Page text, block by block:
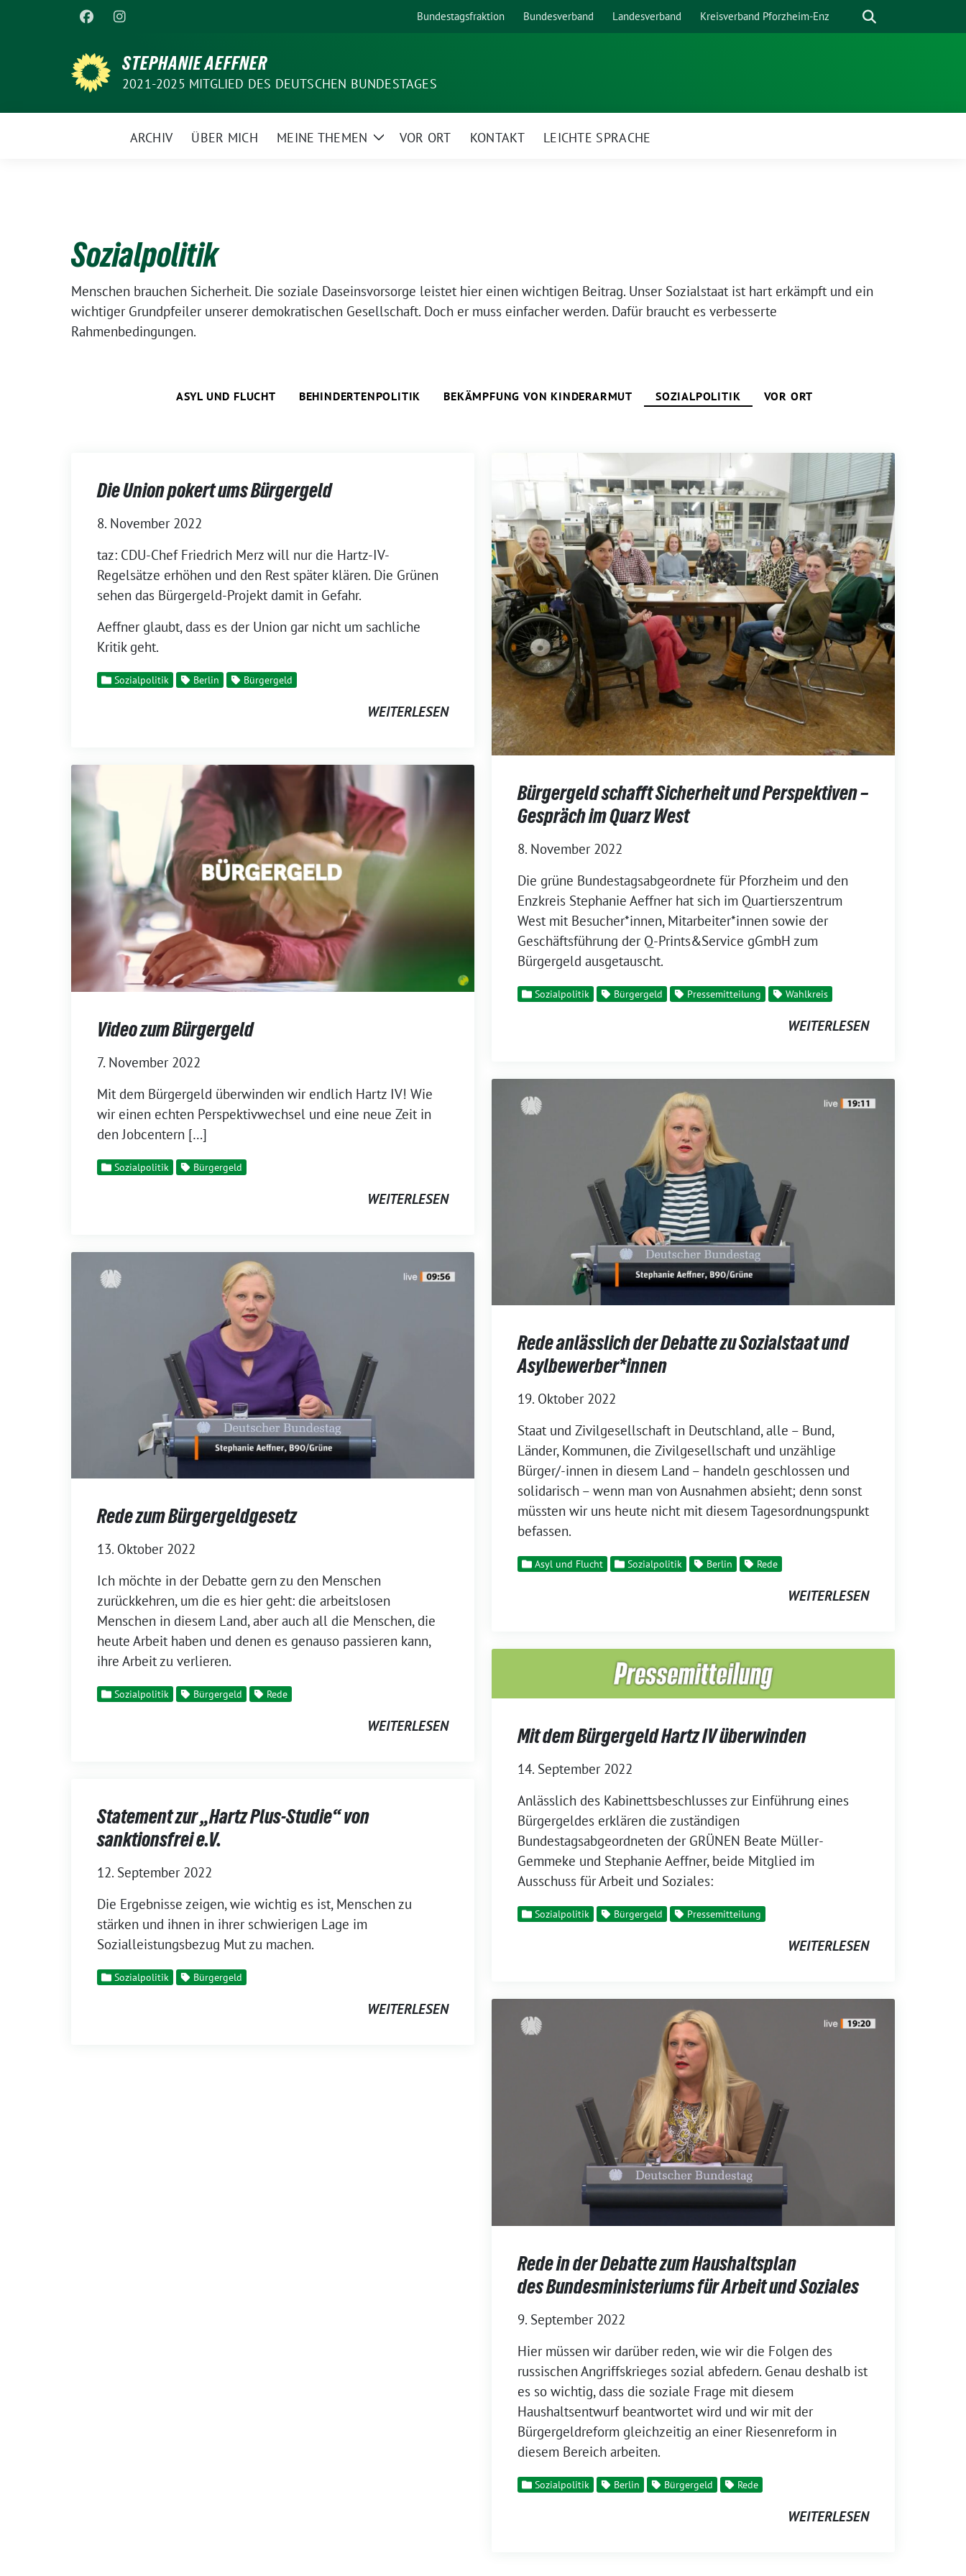
Bundestagsfraktion Bundesverband Landesverband Kreisverband Pforzheim-Enz Suche
STEPHANIE AEFFNER
2021-2025 MITGLIED DES DEUTSCHEN BUNDESTAGES
ARCHIV ÜBER MICH MEINE THEMEN
ZeigeVOR ORT KONTAKT LEICHTE SPRACHE
Sozialpolitik
Menschen brauchen Sicherheit. Die soziale Daseinsvorsorge leistet hier einen wichtigen Beitrag. Unser Sozialstaat ist hart erkämpft und ein
wichtiger Grundpfeiler unserer demokratischen Gesellschaft. Doch er muss einfacher werden. Dafür braucht es verbesserte
Rahmenbedingungen.
ASYL UND FLUCHT BEHINDERTENPOLITIK BEKÄMPFUNG VON KINDERARMUT SOZIALPOLITIK VOR ORT
Die Union pokert ums Bürgergeld
8. November 2022
taz: CDU-Chef Friedrich Merz will nur die Hartz-IV-
Regelsätze erhöhen und den Rest später klären. Die Grünen
sehen das Bürgergeld-Projekt damit in Gefahr.
Aeffner glaubt, dass es der Union gar nicht um sachliche
Kritik geht.
Sozialpolitik Berlin Bürgergeld
WEITERLESEN
Bürgergeld schafft Sicherheit und Perspektiven –
Gespräch im Quarz West
8. November 2022
Die grüne Bundestagsabgeordnete für Pforzheim und den
Enzkreis Stephanie Aeffner hat sich im Quartierszentrum
West mit Besucher*innen, Mitarbeiter*innen sowie der
Geschäftsführung der Q-Prints&Service gGmbH zum
Bürgergeld ausgetauscht.
Sozialpolitik Bürgergeld Pressemitteilung Wahlkreis
WEITERLESEN
Video zum Bürgergeld
7. November 2022
Mit dem Bürgergeld überwinden wir endlich Hartz IV! Wie
wir einen echten Perspektivwechsel und eine neue Zeit in
den Jobcentern […]
Sozialpolitik Bürgergeld
WEITERLESEN
Rede anlässlich der Debatte zu Sozialstaat und
Asylbewerber*innen
19. Oktober 2022
Staat und Zivilgesellschaft in Deutschland, alle – Bund,
Länder, Kommunen, die Zivilgesellschaft und unzählige
Bürger/-innen in diesem Land – handeln geschlossen und
solidarisch – wenn man von Ausnahmen absieht; denn sonst
müssten wir uns heute nicht mit diesem Tagesordnungspunkt
befassen.
Asyl und Flucht Sozialpolitik Berlin Rede
WEITERLESEN
Rede zum Bürgergeldgesetz
13. Oktober 2022
Ich möchte in der Debatte gern zu den Menschen
zurückkehren, um die es hier geht: die arbeitslosen
Menschen in diesem Land, aber auch all die Menschen, die
heute Arbeit haben und denen es genauso passieren kann,
ihre Arbeit zu verlieren.
Sozialpolitik Bürgergeld Rede
WEITERLESEN Mit dem Bürgergeld Hartz IV überwinden
14. September 2022
Anlässlich des Kabinettsbeschlusses zur Einführung eines
Bürgergeldes erklären die zuständigen
Bundestagsabgeordneten der GRÜNEN Beate Müller-
Gemmeke und Stephanie Aeffner, beide Mitglied im
Ausschuss für Arbeit und Soziales:
Sozialpolitik Bürgergeld Pressemitteilung
WEITERLESEN
Statement zur „Hartz Plus-Studie“ von
sanktionsfrei e.V.
12. September 2022
Die Ergebnisse zeigen, wie wichtig es ist, Menschen zu
stärken und ihnen in ihrer schwierigen Lage im
Sozialleistungsbezug Mut zu machen.
Sozialpolitik Bürgergeld
WEITERLESEN
Rede in der Debatte zum Haushaltsplan
des Bundesministeriums für Arbeit und Soziales
9. September 2022
Hier müssen wir darüber reden, wie wir die Folgen des
russischen Angriffskrieges sozial abfedern. Genau deshalb ist
es so wichtig, dass die soziale Frage mit diesem
Haushaltsentwurf beantwortet wird und wir mit der
Bürgergeldreform gleichzeitig an einer Riesenreform in
diesem Bereich arbeiten.
Sozialpolitik Berlin Bürgergeld Rede
WEITERLESEN